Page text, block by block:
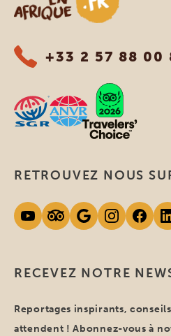
+33 2 57 88 00
RECEVEZ NOTRE
Reportages inspirants,
attendent ! Abonnez-vous à
RETROUVEZ NOUS